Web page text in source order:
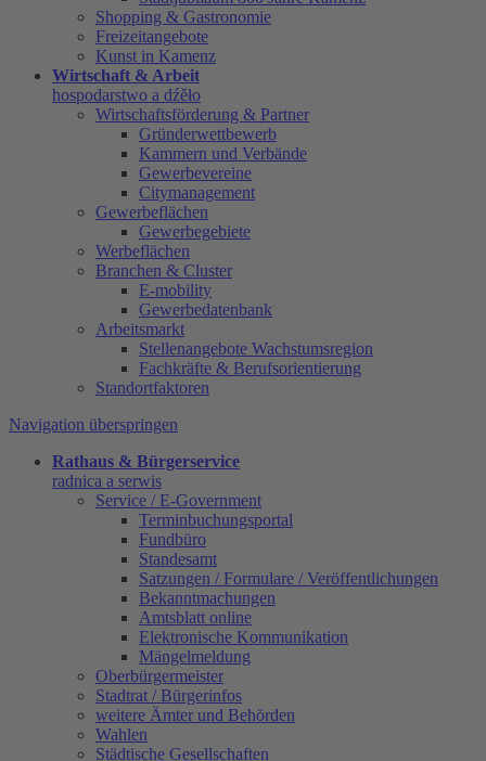
Shopping & Gastronomie
Freizeitangebote
Kunst in Kamenz
Wirtschaft & Arbeit
hospodarstwo a dźěło
Wirtschaftsförderung & Partner
Gründerwettbewerb
Kammern und Verbände
Gewerbevereine
Citymanagement
Gewerbeflächen
Gewerbegebiete
Werbeflächen
Branchen & Cluster
E-mobility
Gewerbedatenbank
Arbeitsmarkt
Stellenangebote Wachstumsregion
Fachkräfte & Berufsorientierung
Standortfaktoren
Navigation überspringen
Rathaus & Bürgerservice
radnica a serwis
Service / E-Government
Terminbuchungsportal
Fundbüro
Standesamt
Satzungen / Formulare / Veröffentlichungen
Bekanntmachungen
Amtsblatt online
Elektronische Kommunikation
Mängelmeldung
Oberbürgermeister
Stadtrat / Bürgerinfos
weitere Ämter und Behörden
Wahlen
Städtische Gesellschaften